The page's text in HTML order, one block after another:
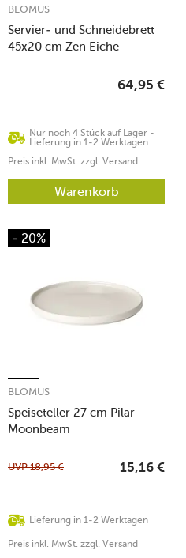
Servier- und Schneidebrett
45x20 cm Zen Eiche
BLOMUS
Nur noch 4 Stück auf Lager -
Lieferung in 1-2 Werktagen
64,95 €
Preis inkl. MwSt. zzgl. Versand
Warenkorb
- 20%
Speiseteller 27 cm Pilar
Moonbeam
BLOMUS
Lieferung in 1-2 Werktagen
UVP18,95 € 15,16 €
Preis inkl. MwSt. zzgl. Versand